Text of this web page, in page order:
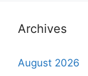
Archives
August 2026